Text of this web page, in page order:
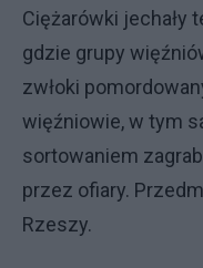
Ciężarówki jechały
gdzie grupy
zwłoki
więźniowie, w tym
sortowaniem
przez ofiary.
Rzeszy.